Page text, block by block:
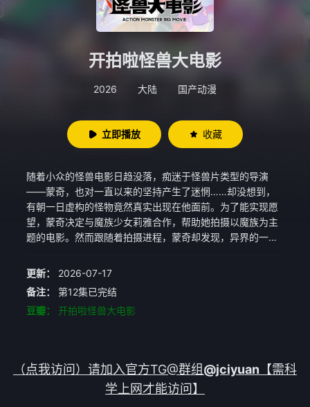
开拍啦怪兽大电影
2026 大陆 国产动漫
立即播放 收藏
随着小众的怪兽电影日趋没落，痴迷于怪兽片类型的导演
——蒙奇，也对一直以来的坚持产生了迷惘……却没想到，
有朝一日虚构的怪物竟然真实出现在他面前。为了能实现愿
望，蒙奇决定与魔族少女莉雅合作，帮助她拍摄以魔族为主
题的电影。然而跟随着拍摄进程，蒙奇却发现，异界的一切
更新：
2026-07-17
备注：
第12集已完结
豆瓣：
开拍啦怪兽大电影
（点我访问）请加入官方TG@群组@jciyuan 【需科
学上网才能访问】